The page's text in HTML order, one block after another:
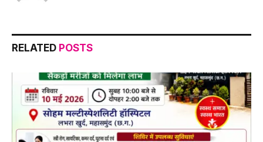
RELATED POSTS